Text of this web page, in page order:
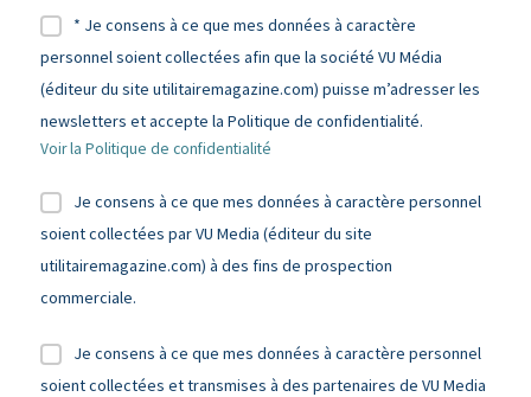
* Je consens à ce que mes données à caractère
personnel soient collectées afin que la société VU Média
(éditeur du site utilitairemagazine.com) puisse m’adresser les
newsletters et accepte la Politique de confidentialité.
Voir la Politique de confidentialité
Je consens à ce que mes données à caractère personnel
soient collectées par VU Media (éditeur du site
utilitairemagazine.com) à des fins de prospection
commerciale.
Je consens à ce que mes données à caractère personnel
soient collectées et transmises à des partenaires de VU Media